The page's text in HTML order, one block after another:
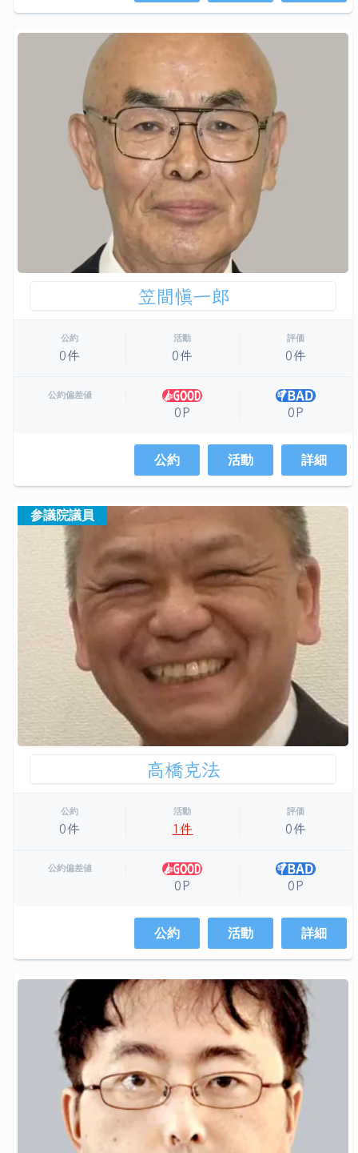
笠間愼一郎
公約
0件
活動
0件
評価
0件
公約偏差値
0P 0P
公約 活動 詳細
参議院議員
高橋克法
公約
0件
活動
1件
評価
0件
公約偏差値
0P 0P
公約 活動 詳細